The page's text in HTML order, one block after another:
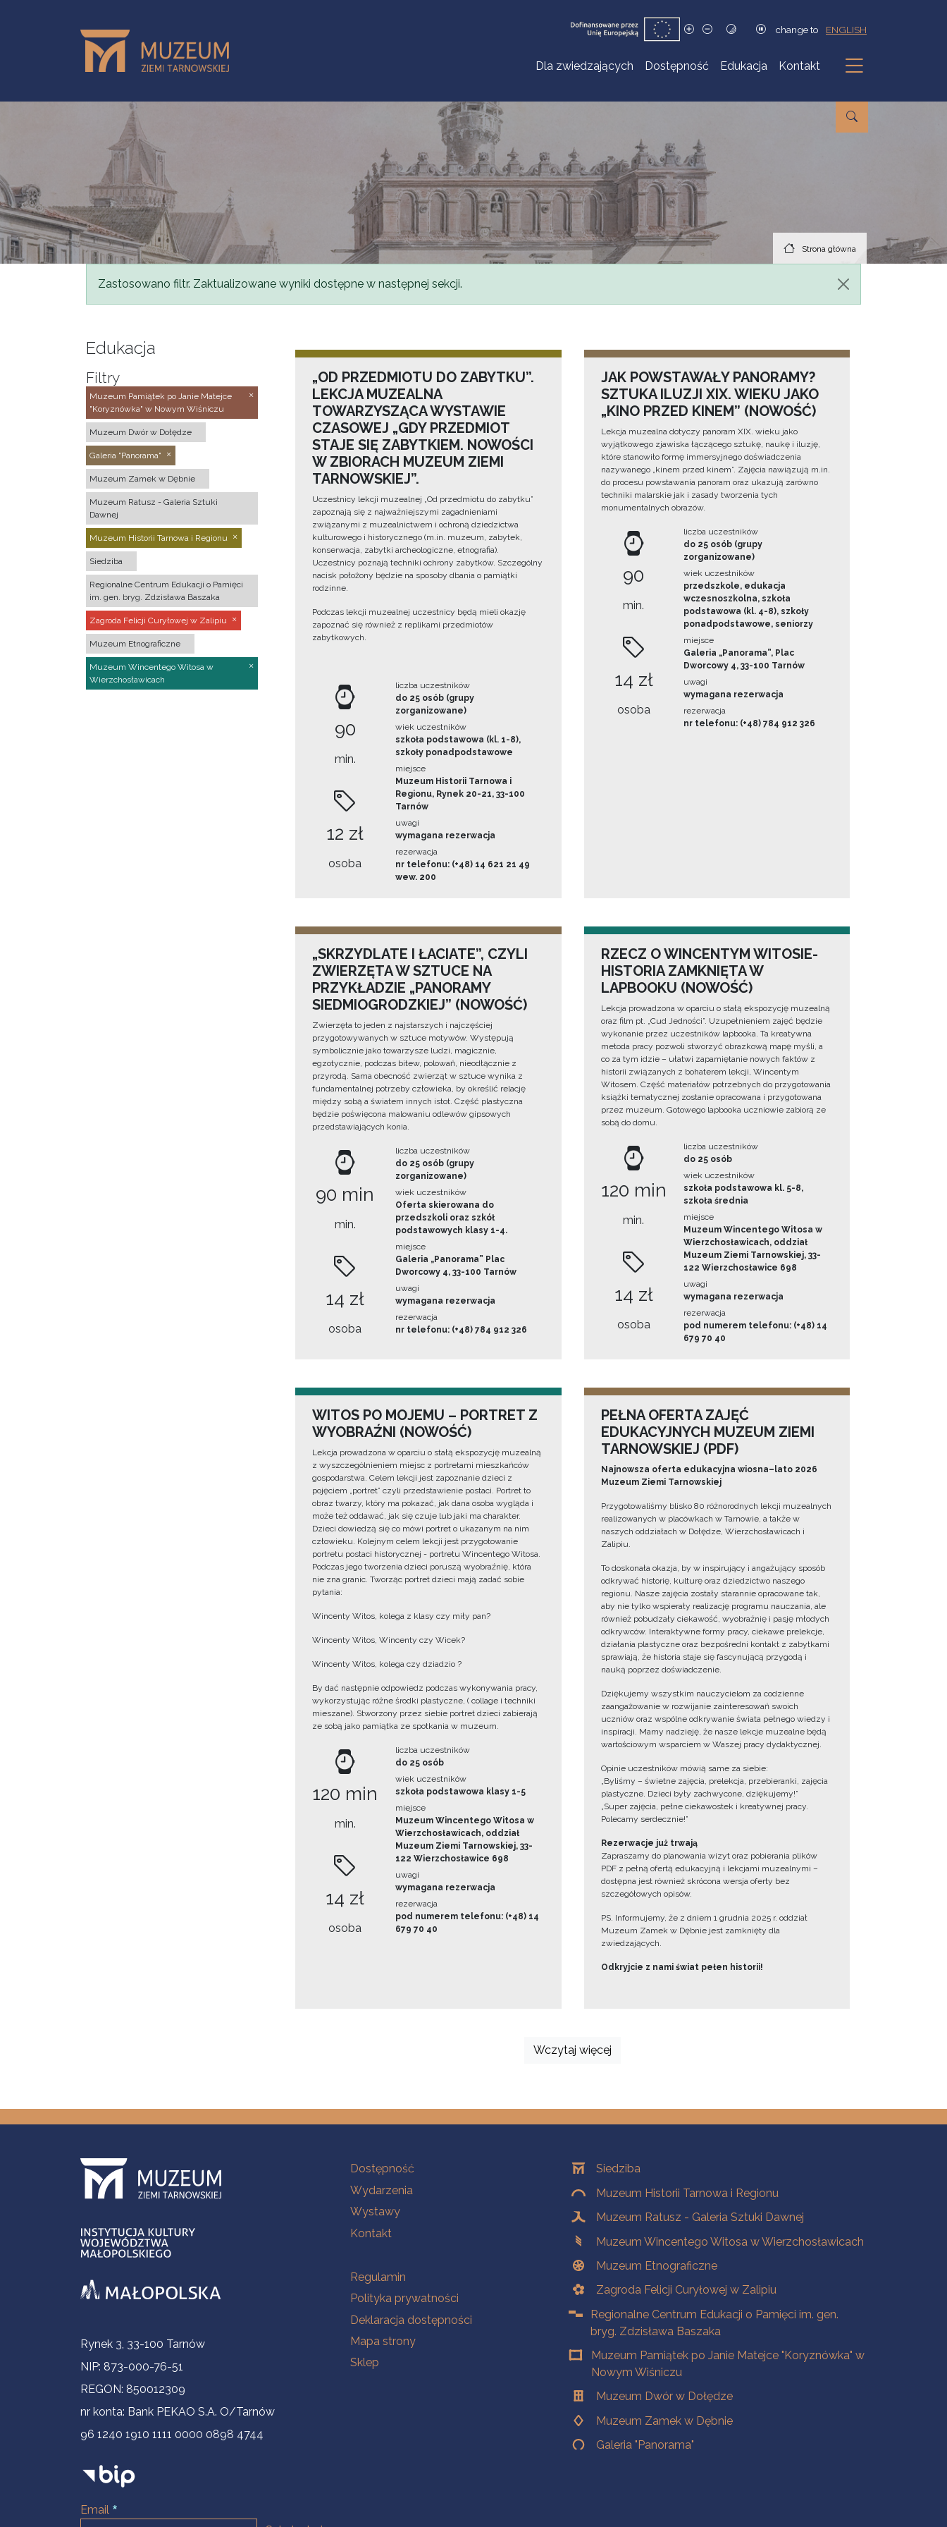
change to ENGLISH
Dla zwiedzających Dostępność Edukacja Kontakt
Podmenu
Strona główna
Komunikat
Zastosowano filtr. Zaktualizowane wyniki dostępne w następnej sekcji.
Edukacja
Filtry
Muzeum Pamiątek po Janie Matejce
"Koryznówka" w Nowym Wiśniczu
Muzeum Dwór w Dołędze
Galeria "Panorama"
Muzeum Zamek w Dębnie
Muzeum Ratusz - Galeria Sztuki
Dawnej
Muzeum Historii Tarnowa i Regionu
Siedziba
Regionalne Centrum Edukacji o Pamięci
im. gen. bryg. Zdzisława Baszaka
Zagroda Felicji Curyłowej w Zalipiu
Muzeum Etnograficzne
Muzeum Wincentego Witosa w
Wierzchosławicach
„OD PRZEDMIOTU DO ZABYTKU”.
LEKCJA MUZEALNA
TOWARZYSZĄCA WYSTAWIE
CZASOWEJ „GDY PRZEDMIOT
STAJE SIĘ ZABYTKIEM. NOWOŚCI
W ZBIORACH MUZEUM ZIEMI
TARNOWSKIEJ”.
Uczestnicy lekcji muzealnej „Od przedmiotu do zabytku”
zapoznają się z najważniejszymi zagadnieniami
związanymi z muzealnictwem i ochroną dziedzictwa
kulturowego i historycznego (m.in. muzeum, zabytek,
konserwacja, zabytki archeologiczne, etnografia).
Uczestnicy poznają techniki ochrony zabytków. Szczególny
nacisk położony będzie na sposoby dbania o pamiątki
rodzinne.
Podczas lekcji muzealnej uczestnicy będą mieli okazję
zapoznać się również z replikami przedmiotów
zabytkowych.
90
min.
12 zł
osoba
liczba uczestników
do 25 osób (grupy
zorganizowane)
wiek uczestników
szkoła podstawowa (kl. 1-8),
szkoły ponadpodstawowe
miejsce
Muzeum Historii Tarnowa i
Regionu, Rynek 20-21, 33-100
Tarnów
uwagi
wymagana rezerwacja
rezerwacja
nr telefonu: (+48) 14 621 21 49
wew. 200
JAK POWSTAWAŁY PANORAMY?
SZTUKA ILUZJI XIX. WIEKU JAKO
„KINO PRZED KINEM” (NOWOŚĆ)
Lekcja muzealna dotyczy panoram XIX. wieku jako
wyjątkowego zjawiska łączącego sztukę, naukę i iluzję,
które stanowiło formę immersyjnego doświadczenia
nazywanego „kinem przed kinem”. Zajęcia nawiązują m.in.
do procesu powstawania panoram oraz ukazują zarówno
techniki malarskie jak i zasady tworzenia tych
monumentalnych obrazów.
90
min.
14 zł
osoba
liczba uczestników
do 25 osób (grupy
zorganizowane)
wiek uczestników
przedszkole, edukacja
wczesnoszkolna, szkoła
podstawowa (kl. 4-8), szkoły
ponadpodstawowe, seniorzy
miejsce
Galeria „Panorama”, Plac
Dworcowy 4, 33-100 Tarnów
uwagi
wymagana rezerwacja
rezerwacja
nr telefonu: (+48) 784 912 326
„SKRZYDLATE I ŁACIATE”, CZYLI
ZWIERZĘTA W SZTUCE NA
PRZYKŁADZIE „PANORAMY
SIEDMIOGRODZKIEJ” (NOWOŚĆ)
Zwierzęta to jeden z najstarszych i najczęściej
przygotowywanych w sztuce motywów. Występują
symbolicznie jako towarzysze ludzi, magicznie,
egzotycznie, podczas bitew, polowań, nieodłącznie z
przyrodą. Sama obecność zwierząt w sztuce wynika z
fundamentalnej potrzeby człowieka, by określić relację
między sobą a światem innych istot. Część plastyczna
będzie poświęcona malowaniu odlewów gipsowych
przedstawiających konia.
90 min
min.
14 zł
osoba
liczba uczestników
do 25 osób (grupy
zorganizowane)
wiek uczestników
Oferta skierowana do
przedszkoli oraz szkół
podstawowych klasy 1-4.
miejsce
Galeria „Panorama” Plac
Dworcowy 4, 33-100 Tarnów
uwagi
wymagana rezerwacja
rezerwacja
nr telefonu: (+48) 784 912 326
RZECZ O WINCENTYM WITOSIE-
HISTORIA ZAMKNIĘTA W
LAPBOOKU (NOWOŚĆ)
Lekcja prowadzona w oparciu o stałą ekspozycję muzealną
oraz film pt. „Cud Jedności”. Uzupełnieniem zajęć będzie
wykonanie przez uczestników lapbooka. Ta kreatywna
metoda pracy pozwoli stworzyć obrazkową mapę myśli, a
co za tym idzie – ułatwi zapamiętanie nowych faktów z
historii związanych z bohaterem lekcji, Wincentym
Witosem. Część materiałów potrzebnych do przygotowania
książki tematycznej zostanie opracowana i przygotowana
przez muzeum. Gotowego lapbooka uczniowie zabiorą ze
sobą do domu.
120 min
min.
14 zł
osoba
liczba uczestników
do 25 osób
wiek uczestników
szkoła podstawowa kl. 5-8,
szkoła średnia
miejsce
Muzeum Wincentego Witosa w
Wierzchosławicach, oddział
Muzeum Ziemi Tarnowskiej, 33-
122 Wierzchosławice 698
uwagi
wymagana rezerwacja
rezerwacja
pod numerem telefonu: (+48) 14
679 70 40
WITOS PO MOJEMU – PORTRET Z
WYOBRAŹNI (NOWOŚĆ)
Lekcja prowadzona w oparciu o stałą ekspozycję muzealną
z wyszczególnieniem miejsc z portretami mieszkańców
gospodarstwa. Celem lekcji jest zapoznanie dzieci z
pojęciem „portret” czyli przedstawienie postaci. Portret to
obraz twarzy, który ma pokazać, jak dana osoba wygląda i
może też oddawać, jak się czuje lub jaki ma charakter.
Dzieci dowiedzą się co mówi portret o ukazanym na nim
człowieku. Kolejnym celem lekcji jest przygotowanie
portretu postaci historycznej - portretu Wincentego Witosa.
Podczas jego tworzenia dzieci poruszą wyobraźnię, która
nie zna granic. Tworząc portret dzieci mają zadać sobie
pytania:
Wincenty Witos, kolega z klasy czy miły pan?
Wincenty Witos, Wincenty czy Wicek?
Wincenty Witos, kolega czy dziadzio ?
By dać następnie odpowiedz podczas wykonywania pracy,
wykorzystując różne środki plastyczne, ( collage i techniki
mieszane). Stworzony przez siebie portret dzieci zabierają
ze sobą jako pamiątka ze spotkania w muzeum.
120 min
min.
14 zł
osoba
liczba uczestników
do 25 osób
wiek uczestników
szkoła podstawowa klasy 1-5
miejsce
Muzeum Wincentego Witosa w
Wierzchosławicach, oddział
Muzeum Ziemi Tarnowskiej, 33-
122 Wierzchosławice 698
uwagi
wymagana rezerwacja
rezerwacja
pod numerem telefonu: (+48) 14
679 70 40
PEŁNA OFERTA ZAJĘĆ
EDUKACYJNYCH MUZEUM ZIEMI
TARNOWSKIEJ (PDF)
Najnowsza oferta edukacyjna wiosna–lato 2026
Muzeum Ziemi Tarnowskiej
Przygotowaliśmy blisko 80 różnorodnych lekcji muzealnych
realizowanych w placówkach w Tarnowie, a także w
naszych oddziałach w Dołędze, Wierzchosławicach i
Zalipiu.
To doskonała okazja, by w inspirujący i angażujący sposób
odkrywać historię, kulturę oraz dziedzictwo naszego
regionu. Nasze zajęcia zostały starannie opracowane tak,
aby nie tylko wspierały realizację programu nauczania, ale
również pobudzały ciekawość, wyobraźnię i pasję młodych
odkrywców. Interaktywne formy pracy, ciekawe prelekcje,
działania plastyczne oraz bezpośredni kontakt z zabytkami
sprawiają, że historia staje się fascynującą przygodą i
nauką poprzez doświadczenie.
Dziękujemy wszystkim nauczycielom za codzienne
zaangażowanie w rozwijanie zainteresowań swoich
uczniów oraz wspólne odkrywanie świata pełnego wiedzy i
inspiracji. Mamy nadzieję, że nasze lekcje muzealne będą
wartościowym wsparciem w Waszej pracy dydaktycznej.
Opinie uczestników mówią same za siebie:
„Byliśmy – świetne zajęcia, prelekcja, przebieranki, zajęcia
plastyczne. Dzieci były zachwycone, dziękujemy!”
„Super zajęcia, pełne ciekawostek i kreatywnej pracy.
Polecamy serdecznie!”
Rezerwacje już trwają
Zapraszamy do planowania wizyt oraz pobierania plików
PDF z pełną ofertą edukacyjną i lekcjami muzealnymi –
dostępna jest również skrócona wersja oferty bez
szczegółowych opisów.
PS. Informujemy, że z dniem 1 grudnia 2025 r. oddział
Muzeum Zamek w Dębnie jest zamknięty dla
zwiedzających.
Odkryjcie z nami świat pełen historii!
Wczytaj więcej
Informacje kontaktowe
Rynek 3, 33-100 Tarnów
NIP: 873-000-76-51
REGON: 850012309
nr konta: Bank PEKAO S.A. O/Tarnów
96 1240 1910 1111 0000 0898 4744
Email
Na skróty
Dostępność
Wydarzenia
Wystawy
Kontakt
Na skróty
Regulamin
Polityka prywatności
Deklaracja dostępności
Mapa strony
Sklep
OddziałySiedziba
Muzeum Historii Tarnowa i Regionu
Muzeum Ratusz - Galeria Sztuki Dawnej
Muzeum Wincentego Witosa w Wierzchosławicach
Muzeum Etnograficzne
Zagroda Felicji Curyłowej w Zalipiu
Regionalne Centrum Edukacji o Pamięci im. gen.
bryg. Zdzisława Baszaka
Muzeum Pamiątek po Janie Matejce "Koryznówka" w
Nowym Wiśniczu
Muzeum Dwór w Dołędze
Muzeum Zamek w Dębnie
Galeria "Panorama"